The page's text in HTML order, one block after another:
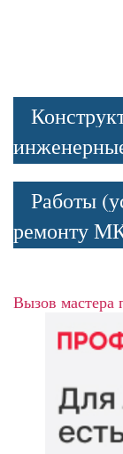
Работы
ремонту
Вызов